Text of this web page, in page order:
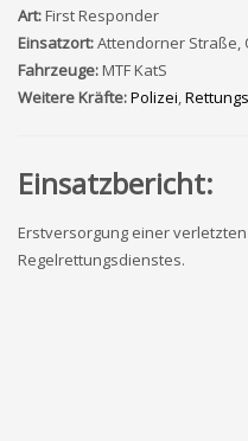
Art:First Responder
Einsatzort:Attendorner Straße,
Fahrzeuge:MTF KatS
Weitere Kräfte:Polizei,
Einsatzbericht:
Erstversorgung einer
Regelrettungsdienstes.